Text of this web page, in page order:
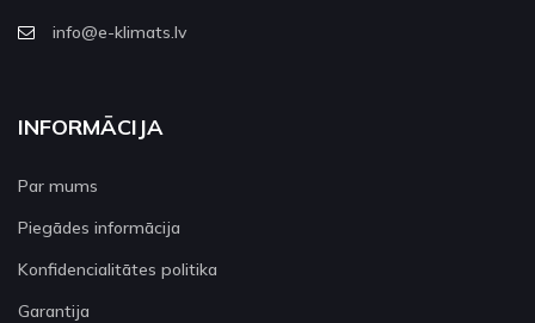
info@e-klimats.lv
INFORMĀCIJA
Par mums
Piegādes informācija
Konfidencialitātes politika
Garantija